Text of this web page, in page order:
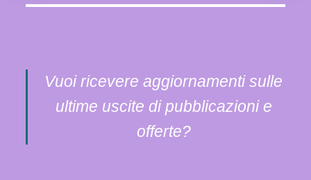
Vuoi ricevere aggiornamenti sulle
ultime uscite di pubblicazioni e
offerte?